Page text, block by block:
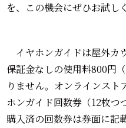
を、この機会にぜひお試し
イヤホンガイドは屋外カ
保証金なしの使用料800円
りません。オンラインス
ホンガイド回数券（12枚
購入済の回数券は券面に記